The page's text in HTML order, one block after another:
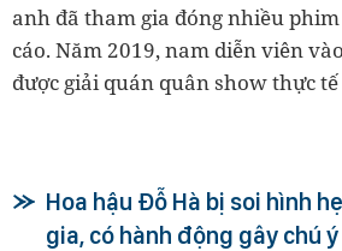
anh đã tham gia đóng nhiều
cáo. Năm 2019, nam diễn viên
được giải quán quân show thực tế
Hoa hậu Đỗ Hà bị soi hình
gia, có hành động gây chú